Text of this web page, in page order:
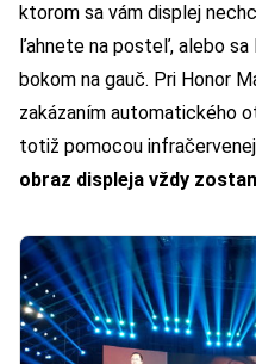
ktorom sa vám displej
ľahnete na posteľ, alebo
bokom na gauč. Pri Honor
zakázaním automatického
totiž pomocou
obraz displeja vždy